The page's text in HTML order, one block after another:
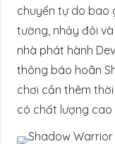
chuyển tự do bao
tường, nhảy đôi
nhà phát hành
thông báo hoãn
chơi cần thêm
có chất lượng cao